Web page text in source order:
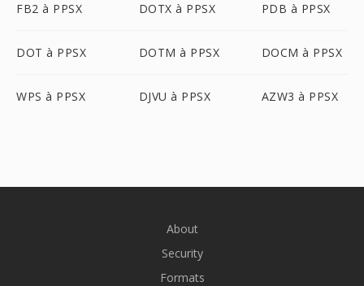
FB2 à PPSX DOTX à PPSX PDB à PPSX
DOT à PPSX DOTM à PPSX DOCM à PPSX
WPS à PPSX DJVU à PPSX AZW3 à PPSX
About
Security
Formats